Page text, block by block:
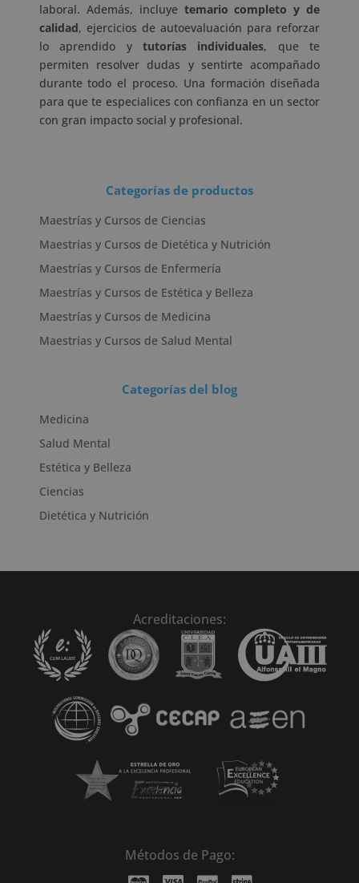
laboral. Además, incluye temario completo y de
calidad, ejercicios de autoevaluación para reforzar
lo aprendido y tutorías individuales, que te
permiten resolver dudas y sentirte acompañado
durante todo el proceso. Una formación diseñada
para que te especialices con confianza en un sector
con gran impacto social y profesional.
Categorías de productos
Maestrías y Cursos de Ciencias
Maestrías y Cursos de Dietética y Nutrición
Maestrías y Cursos de Enfermería
Maestrías y Cursos de Estética y Belleza
Maestrías y Cursos de Medicina
Maestrías y Cursos de Salud Mental
Categorías del blog
Medicina
Salud Mental
Estética y Belleza
Ciencias
Dietética y Nutrición
Acreditaciones:
Métodos de Pago: